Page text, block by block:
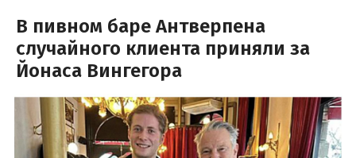
В пивном баре Антверпена
случайного клиента приняли за
Йонаса Вингегора